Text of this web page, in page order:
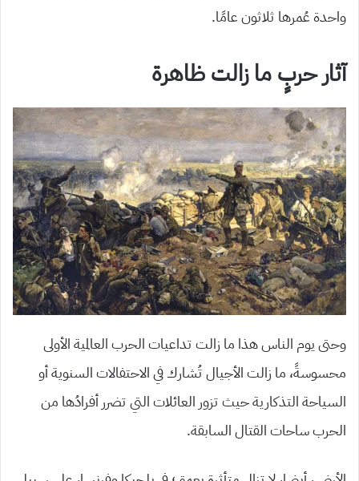
واحدة عُمرها ثلاثون عامًا.
آثار حربٍ ما زالت ظاهرة
وحتى يوم الناس هذا ما زالت تداعيات الحرب العالمية الأولى
محسوسةً، ما زالت الأجيال تُشارك في الاحتفالات السنوية أو
السياحة التذكارية حيث تزور العائلات التي تضرر أفرادُها من
الحرب ساحات القتال السابقة.